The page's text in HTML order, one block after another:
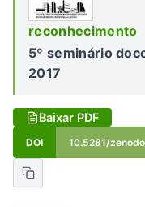
reconhecimento
5º seminário
2017
Baixar PDF
DOI 10.5281/